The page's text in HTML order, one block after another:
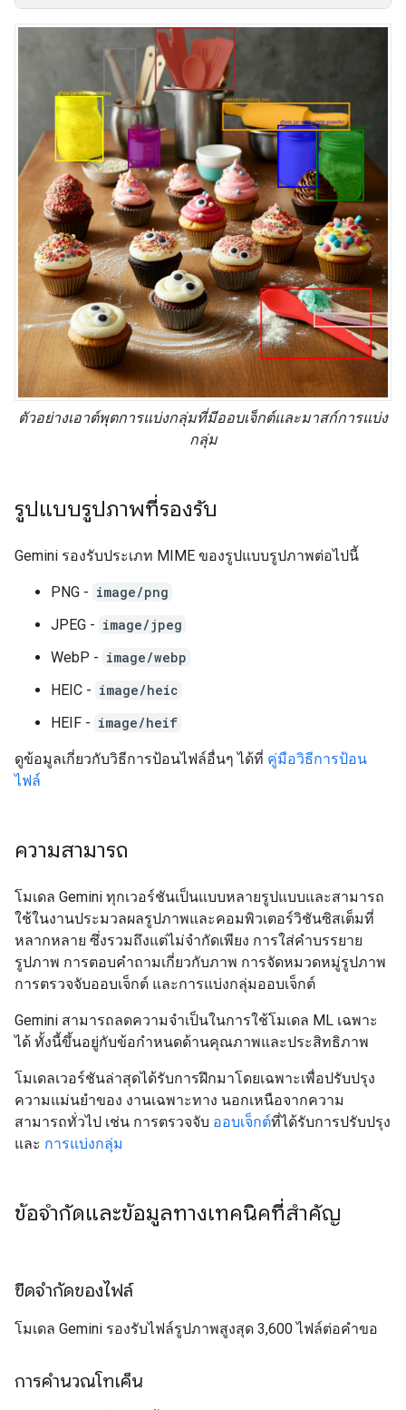
ตัวอย่างเอาต์พุตการแบ่งกลุ่มที่มีออบเจ็กต์และมาสก์การแบ่ง
กลุ่ม
รูปแบบรูปภาพที่รองรับ
Gemini รองรับประเภท MIME ของรูปแบบรูปภาพต่อไปนี้
PNG - image/png
JPEG - image/jpeg
WebP - image/webp
HEIC - image/heic
HEIF - image/heif
ดูข้อมูลเกี่ยวกับวิธีการป้อนไฟล์อื่นๆ ได้ที่ คู่มือวิธีการป้อน
ไฟล์
ความสามารถ
โมเดล Gemini ทุกเวอร์ชันเป็นแบบหลายรูปแบบและสามารถ
ใช้ในงานประมวลผลรูปภาพและคอมพิวเตอร์วิชันซิสเต็มที่
หลากหลาย ซึ่งรวมถึงแต่ไม่จำกัดเพียง การใส่คำบรรยาย
รูปภาพ การตอบคำถามเกี่ยวกับภาพ การจัดหมวดหมู่รูปภาพ
การตรวจจับออบเจ็กต์ และการแบ่งกลุ่มออบเจ็กต์
Gemini สามารถลดความจำเป็นในการใช้โมเดล ML เฉพาะ
ได้ ทั้งนี้ขึ้นอยู่กับข้อกำหนดด้านคุณภาพและประสิทธิภาพ
โมเดลเวอร์ชันล่าสุดได้รับการฝึกมาโดยเฉพาะเพื่อปรับปรุง
ความแม่นยำของ งานเฉพาะทาง นอกเหนือจากความ
สามารถทั่วไป เช่น การตรวจจับ ออบเจ็กต์ที่ได้รับการปรับปรุง
และ การแบ่งกลุ่ม
ข้อจำกัดและข้อมูลทางเทคนิคที่สำคัญ
ขีดจำกัดของไฟล์
โมเดล Gemini รองรับไฟล์รูปภาพสูงสุด 3,600 ไฟล์ต่อคำขอ
การคำนวณโทเค็น